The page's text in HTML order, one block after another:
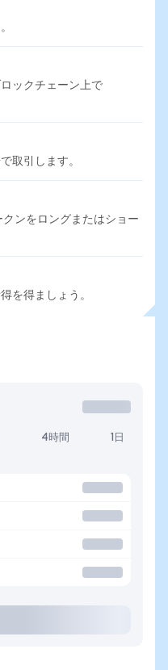
ックチェーン上で
取引します。
ンをロングまたはショー
を得ましょう。
4時間 1日